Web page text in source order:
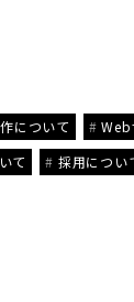
について
Web
て 採用につい